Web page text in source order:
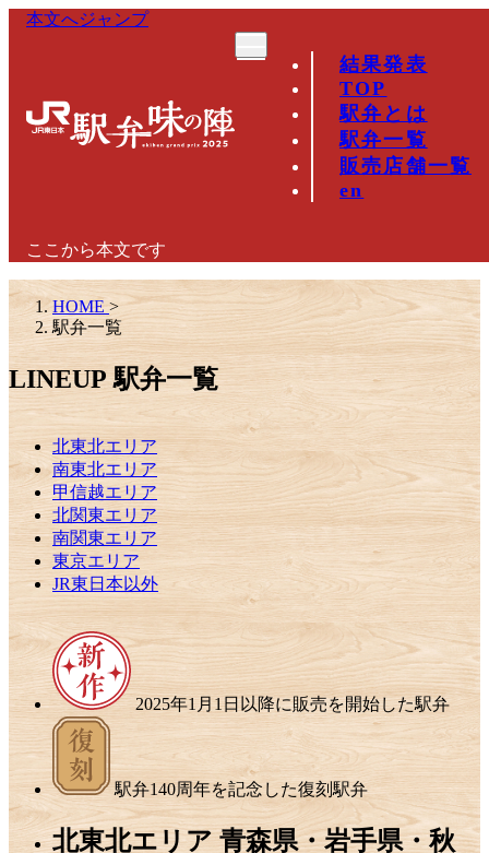
本文へジャンプ
結果発表
TOP
駅弁とは
駅弁一覧
販売店舗一覧
en
ここから本文です
HOME>
駅弁一覧
LINEUP 駅弁一覧
北東北エリア
南東北エリア
甲信越エリア
北関東エリア
南関東エリア
東京エリア
JR東日本以外
2025年1月1日以降に販売を開始した駅弁
駅弁140周年を記念した復刻駅弁
北東北エリア 青森県・岩手県・秋